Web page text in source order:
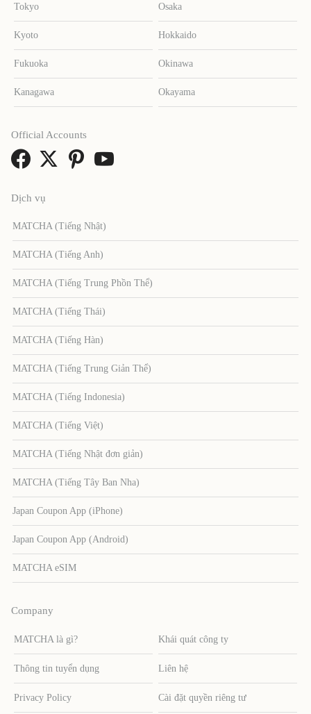
Tokyo Osaka
Kyoto Hokkaido
Fukuoka Okinawa
Kanagawa Okayama
Dịch vụ
MATCHA (Tiếng Nhật)
MATCHA (Tiếng Anh)
MATCHA (Tiếng Trung Phồn Thể)
MATCHA (Tiếng Thái)
MATCHA (Tiếng Hàn)
MATCHA (Tiếng Trung Giản Thể)
MATCHA (Tiếng Indonesia)
MATCHA (Tiếng Việt)
MATCHA (Tiếng Nhật đơn giản)
MATCHA (Tiếng Tây Ban Nha)
Japan Coupon App (iPhone)
Japan Coupon App (Android)
MATCHA eSIM
Company
MATCHA là gì? Khái quát công ty
Thông tin tuyển dụng Liên hệ
Privacy Policy Cài đặt quyền riêng tư
Official Accounts